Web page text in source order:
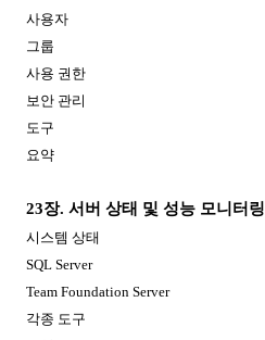
사용자
그룹
사용 권한
보안 관리
도구
요약
23장. 서버 상태 및 성능 모니터링
시스템 상태
SQL Server
Team Foundation Server
각종 도구